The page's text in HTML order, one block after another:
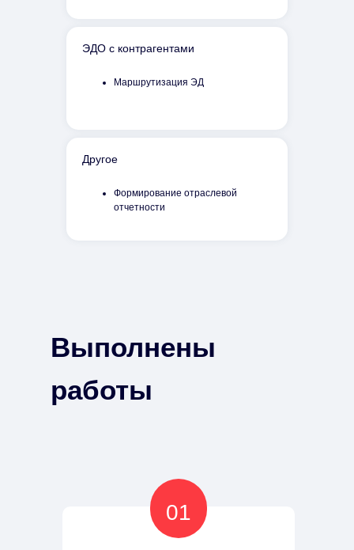
Другое
Формирование отраслевой
отчетности
ЭДО с контрагентами
Маршрутизация ЭД
Выполнены
работы
01